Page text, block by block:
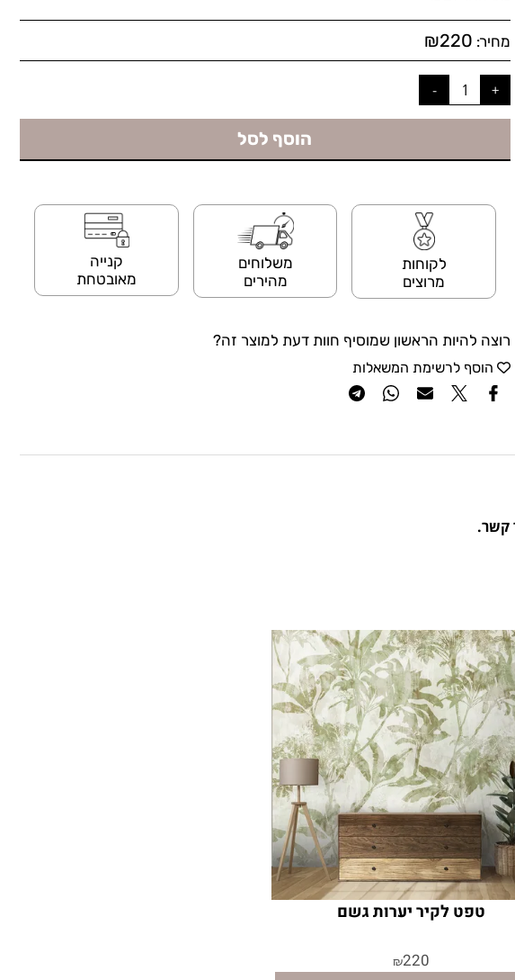
מחיר: ₪220
הוסף לסל
לקוחות
מרוצים
משלוחים
מהירים
קנייה
מאובטחת
רוצה להיות הראשון שמוסיף חוות דעת למוצר זה?
הוסף לרשימת המשאלות
קשר.
טפט לקיר יערות גשם
₪220